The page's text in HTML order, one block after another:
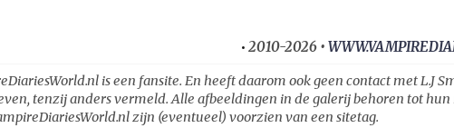
• 2010-2026 •
is een fansite. En heeft daarom ook geen contact met L.J
tenzij anders vermeld. Alle afbeeldingen in de galerij behoren tot
zijn (eventueel) voorzien van een sitetag.